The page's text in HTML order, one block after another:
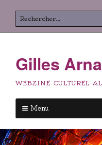
au
contenu
Rechercher
Gilles
WEBZINE CULTUREL
Menu
au